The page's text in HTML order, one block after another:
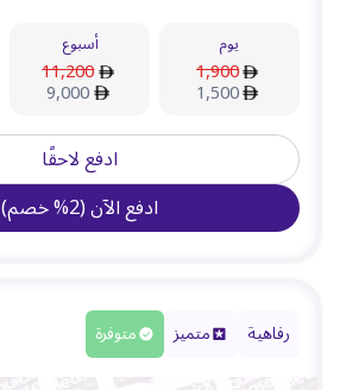
يوم
1,900
1,500
أسبوع
11,200
9,000
ادفع لاحقًا
ادفع الآن(
2
%خصم)
رفاهية متميز متوفرة